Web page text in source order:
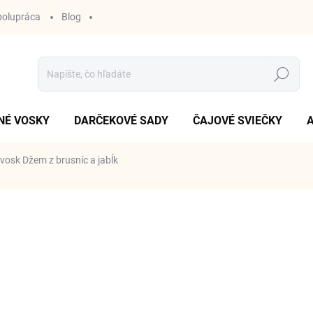
Blog
Hľadať
VOSKY DARČEKOVÉ SADY ČAJOVÉ SVIEČKY
Džem z brusníc a jabĺk